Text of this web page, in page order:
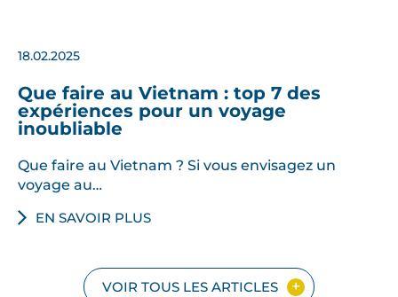
18.02.2025
Que faire au Vietnam : top 7 des
expériences pour un voyage
inoubliable
Que faire au Vietnam ? Si vous envisagez un
voyage au…
EN SAVOIR PLUS
VOIR TOUS LES ARTICLES